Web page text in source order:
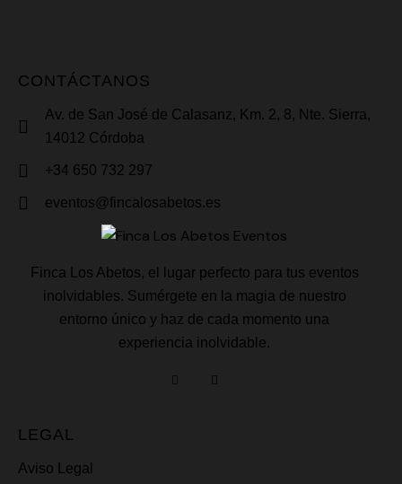
CONTÁCTANOS
Av. de San José de Calasanz, Km. 2, 8, Nte. Sierra,
14012 Córdoba
+34 650 732 297
eventos@fincalosabetos.es
Finca Los Abetos, el lugar perfecto para tus eventos
inolvidables. Sumérgete en la magia de nuestro
entorno único y haz de cada momento una
experiencia inolvidable.
LEGAL
Aviso Legal